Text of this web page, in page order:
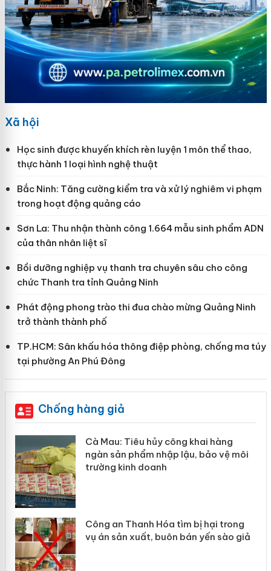
Xã hội
Học sinh được khuyến khích rèn luyện 1 môn thể thao,
thực hành 1 loại hình nghệ thuật
Bắc Ninh: Tăng cường kiểm tra và xử lý nghiêm vi phạm
trong hoạt động quảng cáo
Sơn La: Thu nhận thành công 1.664 mẫu sinh phẩm ADN
của thân nhân liệt sĩ
Bồi dưỡng nghiệp vụ thanh tra chuyên sâu cho công
chức Thanh tra tỉnh Quảng Ninh
Phát động phong trào thi đua chào mừng Quảng Ninh
trở thành thành phố
TP.HCM: Sân khấu hóa thông điệp phòng, chống ma túy
tại phường An Phú Đông
Chống hàng giả
lậu, bảo vệ môi
bị hại trong
bán yến sào giả
Khẩn trương xác minh, xử
Slimaura Care x3 sử dụng
giả mạo
Lào Cai xử lý 83 vụ vi
mại trong tháng 7